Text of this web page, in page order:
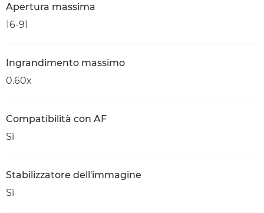
Apertura massima
16-91
Ingrandimento massimo
0.60x
Compatibilità con AF
Sì
Stabilizzatore dell'immagine
Sì